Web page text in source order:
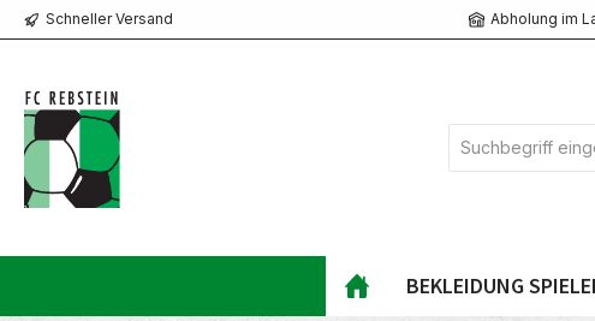
Zur Hauptnavigation springen
Schneller Versand Abholung im
BEKLEIDUNG